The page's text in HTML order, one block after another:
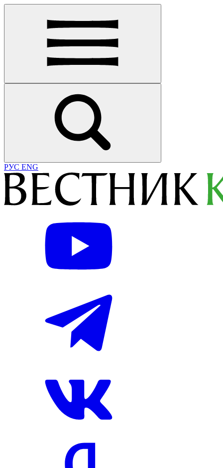
РУС ENG